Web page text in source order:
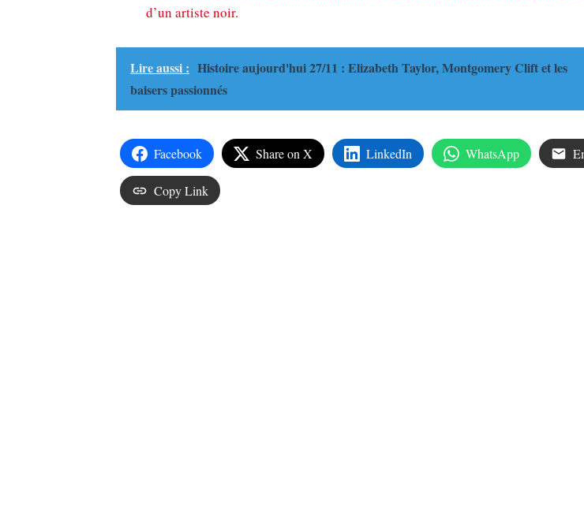
d’un artiste noir.
Lire aussi : Histoire aujourd'hui 27/11 : Elizabeth Taylor, Montgomery Clift et les
baisers passionnés
Facebook Share on X LinkedIn WhatsApp
Copy Link